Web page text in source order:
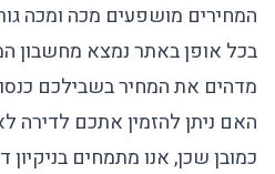
המחירים מושפעים מכה ומכה
בכל אופן באתר נמצא מחשבון
מדהים את המחיר בשבילכם
האם ניתן להזמין אתכם לדירה
כמובן שכן, אנו מתמחים